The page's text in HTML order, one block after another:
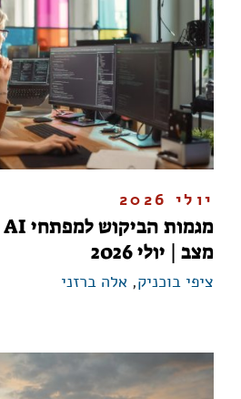
יולי 2026
מצב | יולי 2026
ציפי בוכניק, אלה ברזני